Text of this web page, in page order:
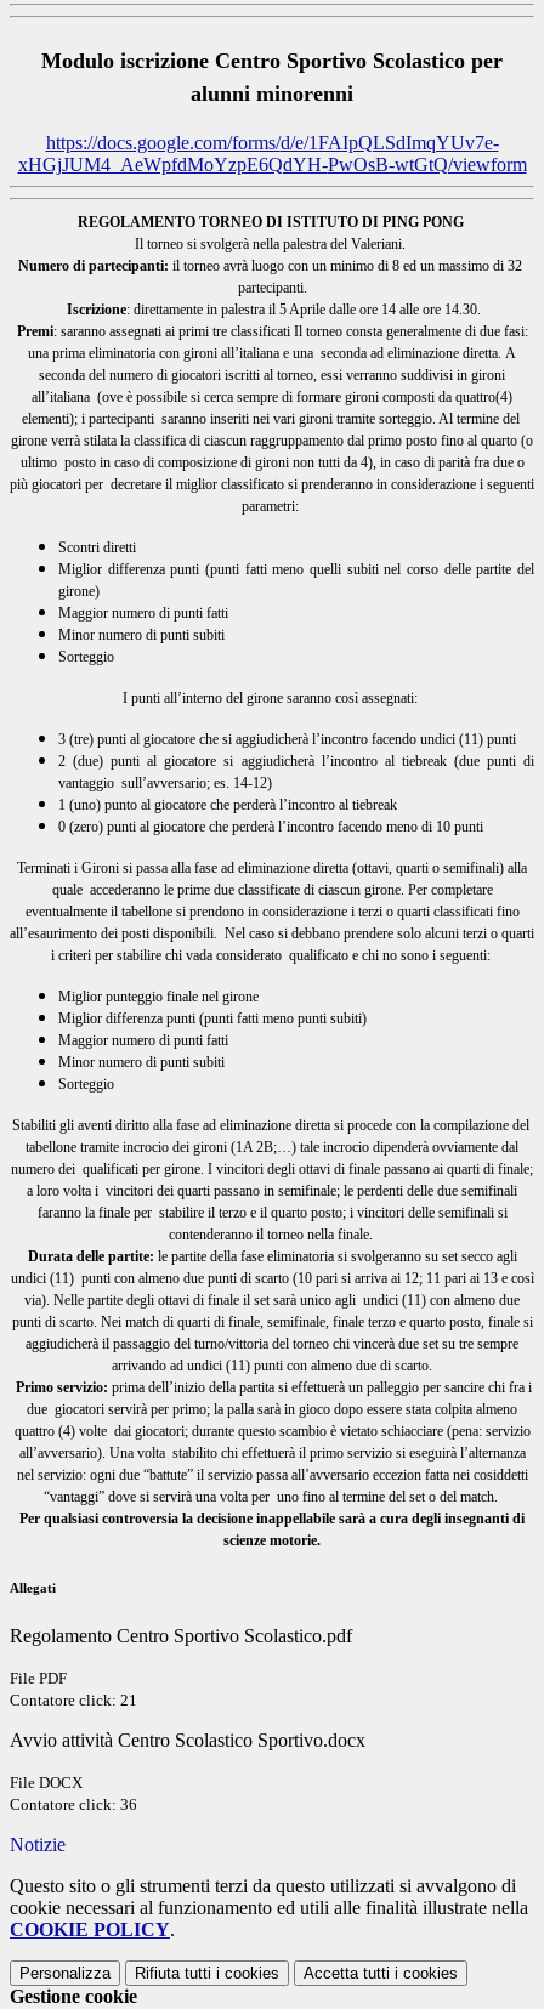
Modulo iscrizione Centro Sportivo Scolastico per
alunni minorenni
https://docs.google.com/forms/d/e/1FAIpQLSdImqYUv7e-
xHGjJUM4_AeWpfdMoYzpE6QdYH-PwOsB-wtGtQ/viewform
REGOLAMENTO TORNEO DI ISTITUTO DI PING PONG
Il torneo si svolgerà nella palestra del Valeriani.
Numero di partecipanti: il torneo avrà luogo con un minimo di 8 ed un massimo di 32
partecipanti.
Iscrizione: direttamente in palestra il 5 Aprile dalle ore 14 alle ore 14.30.
Premi: saranno assegnati ai primi tre classificati Il torneo consta generalmente di due fasi:
una prima eliminatoria con gironi all’italiana e una seconda ad eliminazione diretta. A
seconda del numero di giocatori iscritti al torneo, essi verranno suddivisi in gironi
all’italiana (ove è possibile si cerca sempre di formare gironi composti da quattro(4)
elementi); i partecipanti saranno inseriti nei vari gironi tramite sorteggio. Al termine del
girone verrà stilata la classifica di ciascun raggruppamento dal primo posto fino al quarto (o
ultimo posto in caso di composizione di gironi non tutti da 4), in caso di parità fra due o
più giocatori per decretare il miglior classificato si prenderanno in considerazione i seguenti
parametri:
Scontri diretti
Miglior differenza punti (punti fatti meno quelli subiti nel corso delle partite del
girone)
Maggior numero di punti fatti
Minor numero di punti subiti
Sorteggio
I punti all’interno del girone saranno così assegnati:
3 (tre) punti al giocatore che si aggiudicherà l’incontro facendo undici (11) punti
2 (due) punti al giocatore si aggiudicherà l’incontro al tiebreak (due punti di
vantaggio sull’avversario; es. 14-12)
1 (uno) punto al giocatore che perderà l’incontro al tiebreak
0 (zero) punti al giocatore che perderà l’incontro facendo meno di 10 punti
Terminati i Gironi si passa alla fase ad eliminazione diretta (ottavi, quarti o semifinali) alla
quale accederanno le prime due classificate di ciascun girone. Per completare
eventualmente il tabellone si prendono in considerazione i terzi o quarti classificati fino
all’esaurimento dei posti disponibili. Nel caso si debbano prendere solo alcuni terzi o quarti
i criteri per stabilire chi vada considerato qualificato e chi no sono i seguenti:
Miglior punteggio finale nel girone
Miglior differenza punti (punti fatti meno punti subiti)
Maggior numero di punti fatti
Minor numero di punti subiti
Sorteggio
Stabiliti gli aventi diritto alla fase ad eliminazione diretta si procede con la compilazione del
tabellone tramite incrocio dei gironi (1A 2B;…) tale incrocio dipenderà ovviamente dal
numero dei qualificati per girone. I vincitori degli ottavi di finale passano ai quarti di finale;
a loro volta i vincitori dei quarti passano in semifinale; le perdenti delle due semifinali
faranno la finale per stabilire il terzo e il quarto posto; i vincitori delle semifinali si
contenderanno il torneo nella finale.
Durata delle partite: le partite della fase eliminatoria si svolgeranno su set secco agli
undici (11) punti con almeno due punti di scarto (10 pari si arriva ai 12; 11 pari ai 13 e così
via). Nelle partite degli ottavi di finale il set sarà unico agli undici (11) con almeno due
punti di scarto. Nei match di quarti di finale, semifinale, finale terzo e quarto posto, finale si
aggiudicherà il passaggio del turno/vittoria del torneo chi vincerà due set su tre sempre
arrivando ad undici (11) punti con almeno due di scarto.
Primo servizio: prima dell’inizio della partita si effettuerà un palleggio per sancire chi fra i
due giocatori servirà per primo; la palla sarà in gioco dopo essere stata colpita almeno
quattro (4) volte dai giocatori; durante questo scambio è vietato schiacciare (pena: servizio
all’avversario). Una volta stabilito chi effettuerà il primo servizio si eseguirà l’alternanza
nel servizio: ogni due “battute” il servizio passa all’avversario eccezion fatta nei cosiddetti
“vantaggi” dove si servirà una volta per uno fino al termine del set o del match.
Per qualsiasi controversia la decisione inappellabile sarà a cura degli insegnanti di
scienze motorie.
Allegati
Regolamento Centro Sportivo Scolastico.pdf
File PDF
Contatore click: 21
Avvio attività Centro Scolastico Sportivo.docx
File DOCX
Contatore click: 36
Notizie
Questo sito o gli strumenti terzi da questo utilizzati si avvalgono di
cookie necessari al funzionamento ed utili alle finalità illustrate nella
COOKIE POLICY.
Personalizza Rifiuta tutti i cookies Accetta tutti i cookies
Gestione cookie